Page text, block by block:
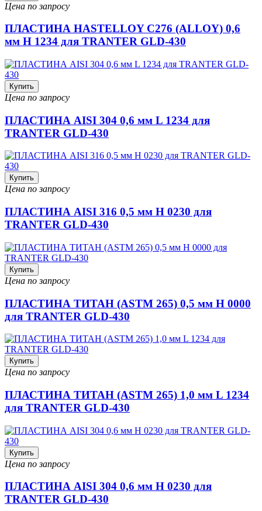
Цена по запросу
ПЛАСТИНА HASTELLOY C276 (ALLOY) 0,6
мм H 1234 для TRANTER GLD-430
Купить
Цена по запросу
ПЛАСТИНА AISI 304 0,6 мм L 1234 для
TRANTER GLD-430
Купить
Цена по запросу
ПЛАСТИНА AISI 316 0,5 мм H 0230 для
TRANTER GLD-430
Купить
Цена по запросу
ПЛАСТИНА ТИТАН (ASTM 265) 0,5 мм H 0000
для TRANTER GLD-430
Купить
Цена по запросу
ПЛАСТИНА ТИТАН (ASTM 265) 1,0 мм L 1234
для TRANTER GLD-430
Купить
Цена по запросу
ПЛАСТИНА AISI 304 0,6 мм H 0230 для
TRANTER GLD-430